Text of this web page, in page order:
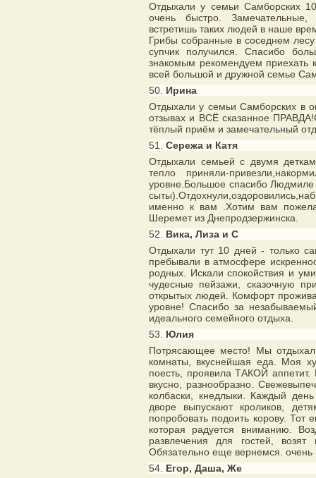
Отдыхали у семьи Самборских
очень быстро.
встретишь таких людей в наше
Грибы собранные в соседнем
супчик получился. Спасибо
знакомым рекомендуем
всей большой и дружной семье
50. Ирина
Отдыхали у семьи Самборских в
отзывах и ВСЁ сказанное
тёплый приём и замечательный
51. Сережа и Катя
Отдыхали семьей с двумя
тепло приняли-
уровне.Большое спасибо
именно к вам .Хотим вам
Шеремет из Днепродзержинска.
52. Вика, Лиза и С
Отдыхали тут 10 дней - только
пребывали в атмосфере
родных. Искали спокойствия и
чудесные пейзажи, сказочную
открытых людей. Комфорт
уровне! Спасибо за
идеального семейного отдыха.
53. Юлия
Потрясающее место! Мы
комнаты, вкуснейшая еда. Моя
поесть, проявила ТАКОЙ аппетит.
вкусно, разнообразно.
колбаски, кнедлыки. Каждый
дворе выпускают кроликов,
попробовать подоить корову.
которая радуется вниманию.
развлечения для гостей,
Обязательно еще вернемся.
54. Егор, Даша, Же